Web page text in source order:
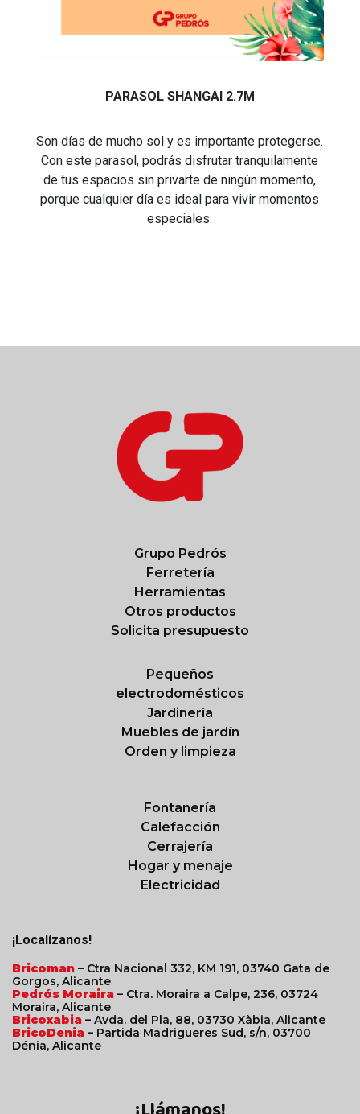
PARASOL SHANGAI 2.7M
Son días de mucho sol y es importante protegerse.
Con este parasol, podrás disfrutar tranquilamente
de tus espacios sin privarte de ningún momento,
porque cualquier día es ideal para vivir momentos
especiales.
Grupo Pedrós
Ferretería
Herramientas
Otros productos
Solicita presupuesto
Pequeños
electrodomésticos
Jardinería
Muebles de jardín
Orden y limpieza
Fontanería
Calefacción
Cerrajería
Hogar y menaje
Electricidad
¡Localízanos!
Bricoman – Ctra Nacional 332, KM 191, 03740 Gata de
Gorgos, Alicante
Pedrós Moraira – Ctra. Moraira a Calpe, 236, 03724
Moraira, Alicante
Bricoxabia – Avda. del Pla, 88, 03730 Xàbia, Alicante
BricoDenia – Partida Madrigueres Sud, s/n, 03700
Dénia, Alicante